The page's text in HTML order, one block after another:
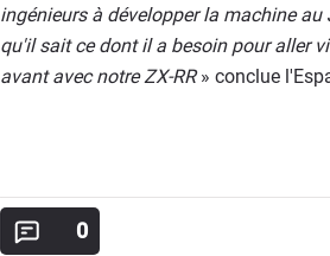
ingénieurs à développer la machine
qu'il sait ce dont il a besoin pour aller
avant avec notre ZX-RR» conclue
0